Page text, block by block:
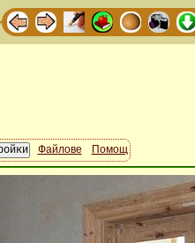
Файлове Помощ